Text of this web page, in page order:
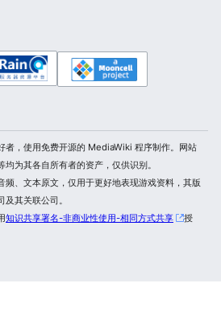
者，使用免费开源的 MediaWiki 程序制作。网站
为其各自所有者的资产，仅供识别。
频、文本原文，仅用于更好地表现游戏资料，其版
其关联公司。
知识共享署名-非商业性使用-相同方式共享
授